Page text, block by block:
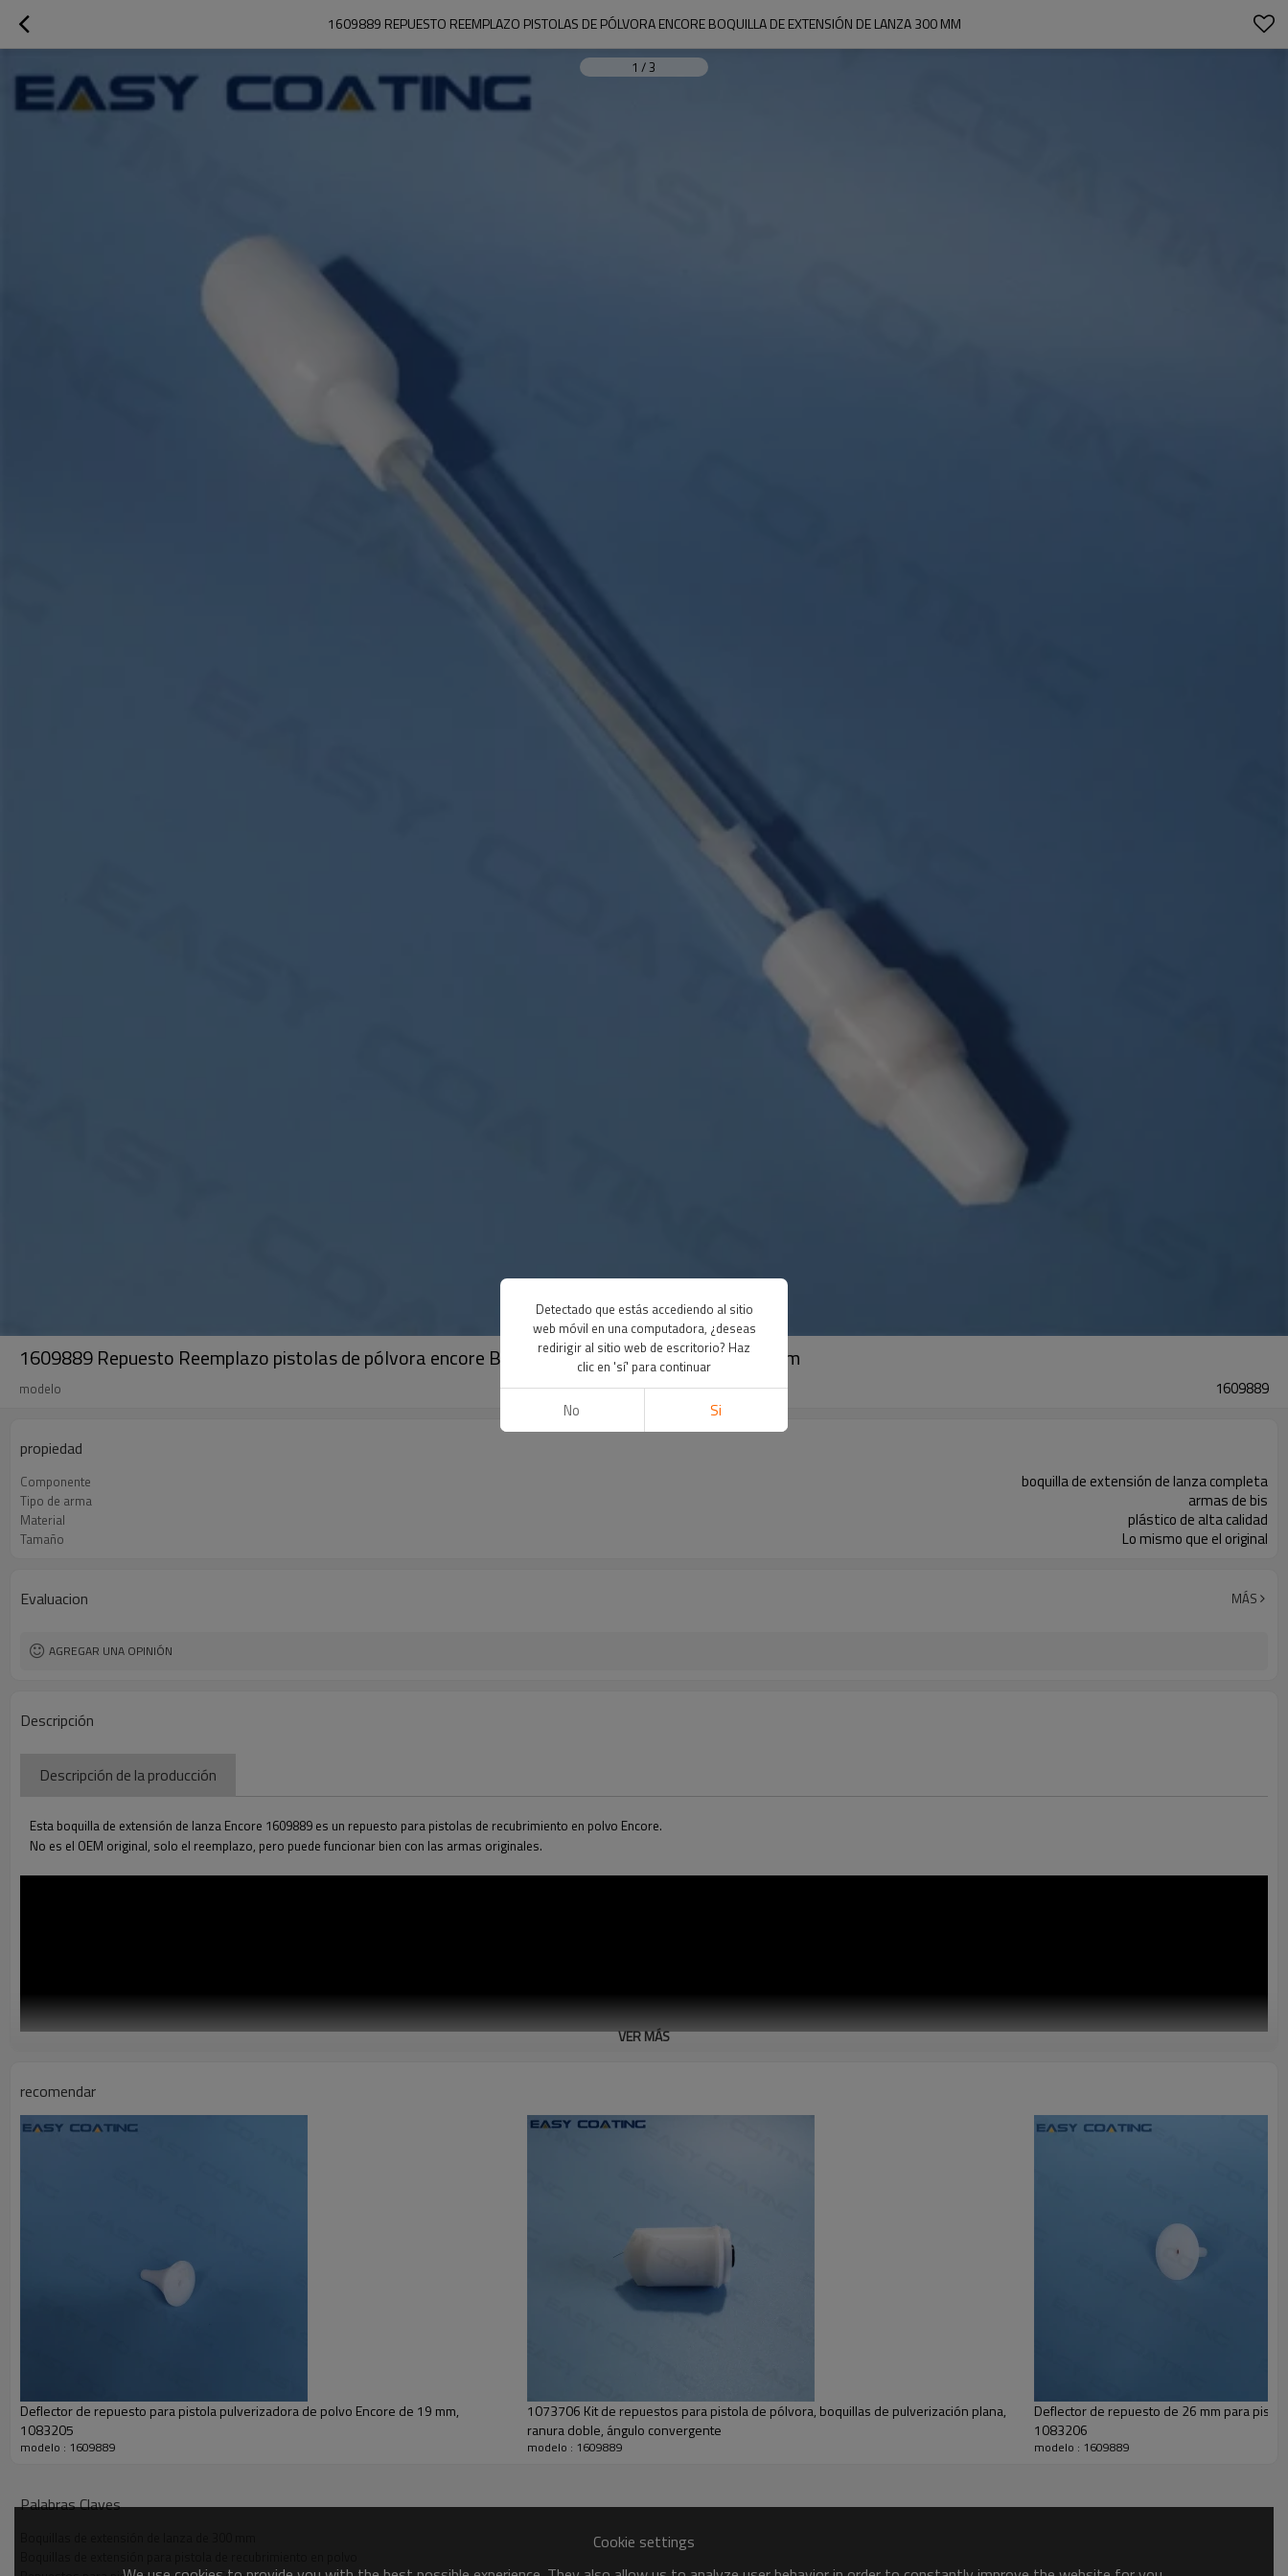
1609889 REPUESTO REEMPLAZO PISTOLAS DE PÓLVORA ENCORE BOQUILLA DE EXTENSIÓN DE LANZA 300 MM
1 /3
1609889 Repuesto Reemplazo pistolas de pólvora encore Boquilla de extensión de lanza 300 mm
modelo 1609889
propiedad
Componente boquilla de extensión de lanza completa
Tipo de arma armas de bis
Material plástico de alta calidad
Tamaño Lo mismo que el original
Evaluacion MÁS
AGREGAR UNA OPINIÓN
Descripción
Descripción de la producción
Esta boquilla de extensión de lanza Encore 1609889 es un repuesto para pistolas de recubrimiento en polvo Encore.
No es el OEM original, solo el reemplazo, pero puede funcionar bien con las armas originales.
VER MÁS
recomendar
Deflector de repuesto para pistola pulverizadora de polvo Encore de 19 mm,
1083205
modelo : 1609889
1073706 Kit de repuestos para pistola de pólvora, boquillas de pulverización plana,
ranura doble, ángulo convergente
modelo : 1609889
Deflector de repuesto de 26 mm para
1083206
modelo : 1609889
Palabras Claves
Cookie settings
Detectado que estás accediendo al sitio
web móvil en una computadora, ¿deseas
redirigir al sitio web de escritorio? Haz
clic en 'sí' para continuar
No Si